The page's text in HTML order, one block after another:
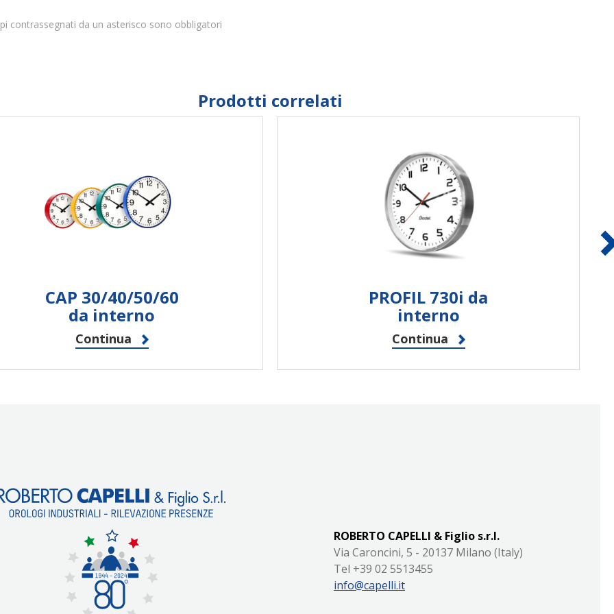
contrassegnati da un asterisco sono obbligatori
Prodotti correlati
CAP 30/40/50/60
da interno
Continua
PROFIL 730i da
interno
Continua
ROBERTO CAPELLI & Figlio s.r.l.
Via Caroncini, 5 - 20137 Milano (Italy)
Tel +39 02 5513455
info@capelli.it